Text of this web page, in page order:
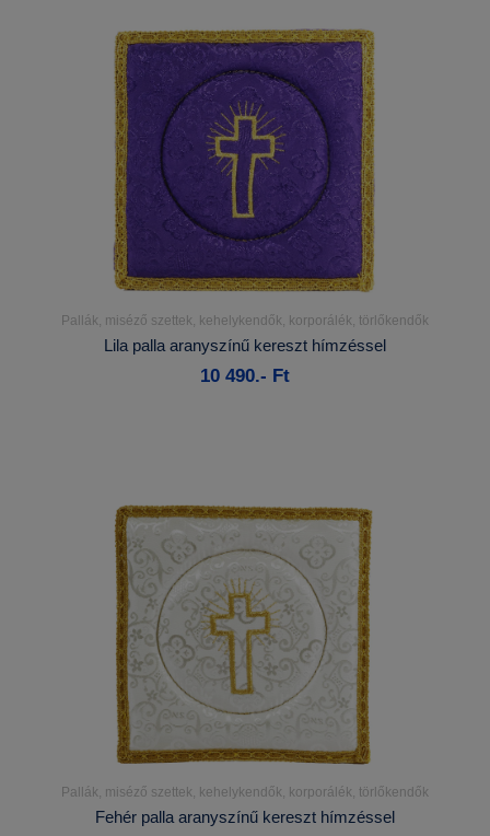
Részletek...
Kosárba
Pallák, miséző szettek, kehelykendők, korporálék, törlőkendők
Lila palla aranyszínű kereszt hímzéssel
10 490.- Ft
Részletek...
Pallák, miséző szettek, kehelykendők, korporálék, törlőkendők
Fehér palla aranyszínű kereszt hímzéssel